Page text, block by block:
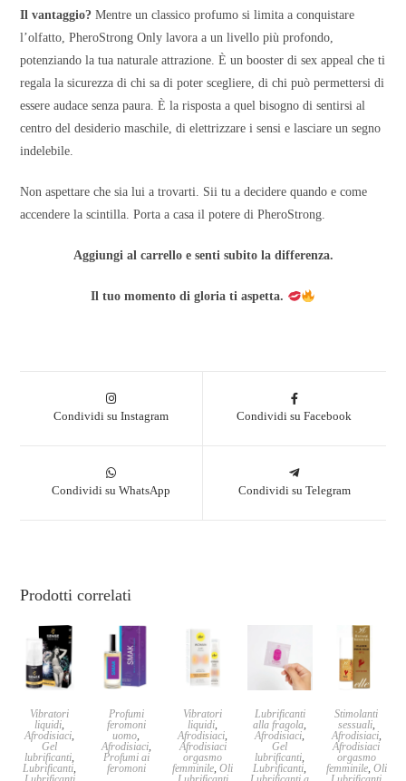
Il vantaggio? Mentre un classico profumo si limita a conquistare
l’olfatto, PheroStrong Only lavora a un livello più profondo,
potenziando la tua naturale attrazione. È un booster di sex appeal che ti
regala la sicurezza di chi sa di poter scegliere, di chi può permettersi di
essere audace senza paura. È la risposta a quel bisogno di sentirsi al
centro del desiderio maschile, di elettrizzare i sensi e lasciare un segno
indelebile.
Non aspettare che sia lui a trovarti. Sii tu a decidere quando e come
accendere la scintilla. Porta a casa il potere di PheroStrong.
Aggiungi al carrello e senti subito la differenza.
Il tuo momento di gloria ti aspetta.
Condividi su Instagram Condividi su Facebook
Condividi su WhatsApp Condividi su Telegram
Prodotti correlati
Vibratori
liquidi,
Afrodisiaci,
Gel
lubrificanti,
Lubrificanti,
Profumi
feromoni
uomo,
Afrodisiaci,
Profumi ai
feromoni
Vibratori
liquidi,
Afrodisiaci,
Afrodisiaci
orgasmo
femminile,Oli
Lubrificanti
alla fragola,
Afrodisiaci,
Gel
lubrificanti,
Lubrificanti,
Stimolanti
sessuali,
Afrodisiaci,
Afrodisiaci
orgasmo
femminile, Oli